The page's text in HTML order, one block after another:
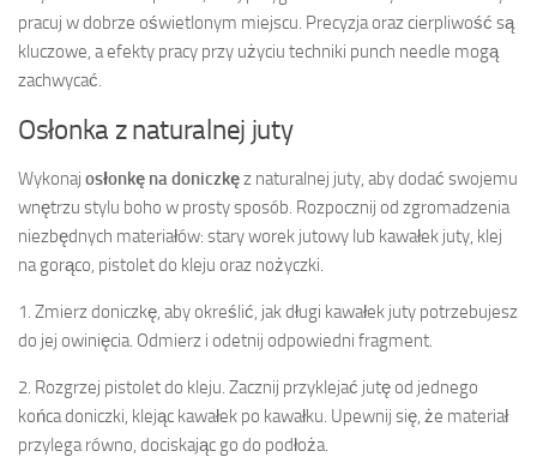
pracuj w dobrze oświetlonym miejscu. Precyzja oraz cierpliwość są
kluczowe, a efekty pracy przy użyciu techniki punch needle mogą
zachwycać.
Osłonka z naturalnej juty
Wykonaj osłonkę na doniczkęz naturalnej juty, aby dodać swojemu
wnętrzu stylu boho w prosty sposób. Rozpocznij od zgromadzenia
niezbędnych materiałów: stary worek jutowy lub kawałek juty, klej
na gorąco, pistolet do kleju oraz nożyczki.
1. Zmierz doniczkę, aby określić, jak długi kawałek juty potrzebujesz
do jej owinięcia. Odmierz i odetnij odpowiedni fragment.
2. Rozgrzej pistolet do kleju. Zacznij przyklejać jutę od jednego
końca doniczki, klejąc kawałek po kawałku. Upewnij się, że materiał
przylega równo, dociskając go do podłoża.